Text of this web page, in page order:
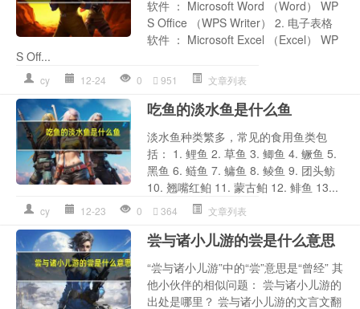
软件 ： Microsoft Word （Word） WP
S Office （WPS Writer） 2. 电子表格
软件 ： Microsoft Excel （Excel） WP
S Off...
cy 12-24 0 951 文章列表
吃鱼的淡水鱼是什么鱼
淡水鱼种类繁多，常见的食用鱼类包
括： 1. 鲤鱼 2. 草鱼 3. 鲫鱼 4. 鳜鱼 5.
黑鱼 6. 鲢鱼 7. 鳙鱼 8. 鲮鱼 9. 团头鲂
10. 翘嘴红鲌 11. 蒙古鲌 12. 鲱鱼 13...
cy 12-23 0 364 文章列表
尝与诸小儿游的尝是什么意思
“尝与诸小儿游”中的“尝”意思是“曾经” 其
他小伙伴的相似问题： 尝与诸小儿游的
出处是哪里？ 尝与诸小儿游的文言文翻